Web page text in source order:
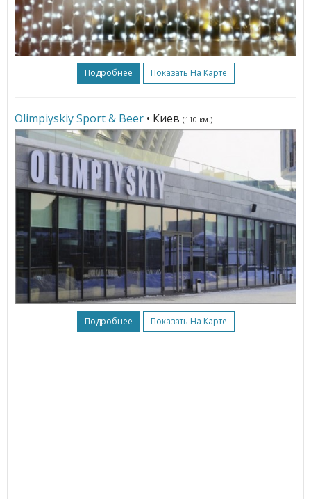
Подробнее Показать На Карте
Olimpiyskiy Sport & Beer • Киев (110 км.)
Подробнее Показать На Карте